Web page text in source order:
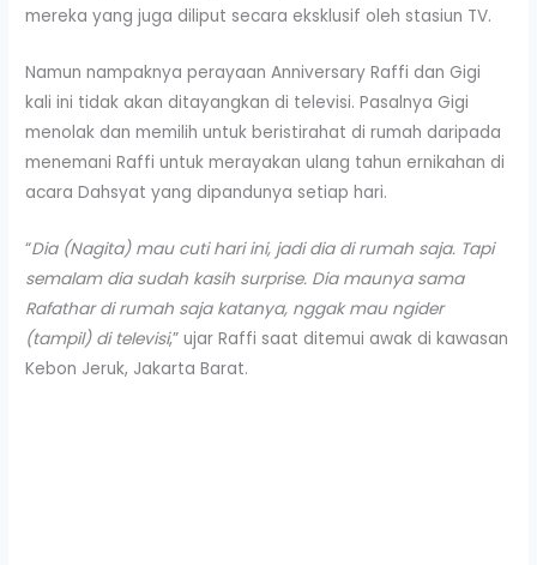
mereka yang juga diliput secara eksklusif oleh stasiun TV.
Namun nampaknya perayaan Anniversary Raffi dan Gigi
kali ini tidak akan ditayangkan di televisi. Pasalnya Gigi
menolak dan memilih untuk beristirahat di rumah daripada
menemani Raffi untuk merayakan ulang tahun ernikahan di
acara Dahsyat yang dipandunya setiap hari.
“Dia (Nagita) mau cuti hari ini, jadi dia di rumah saja. Tapi
semalam dia sudah kasih surprise. Dia maunya sama
Rafathar di rumah saja katanya, nggak mau ngider
(tampil) di televisi,” ujar Raffi saat ditemui awak di kawasan
Kebon Jeruk, Jakarta Barat.